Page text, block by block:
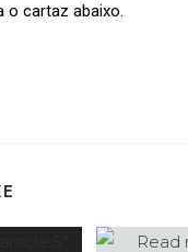
o cartaz abaixo.